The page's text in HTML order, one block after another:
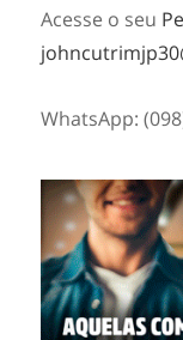
Acesse o seu
WhatsApp: